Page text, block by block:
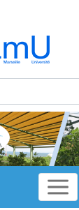
des cookies